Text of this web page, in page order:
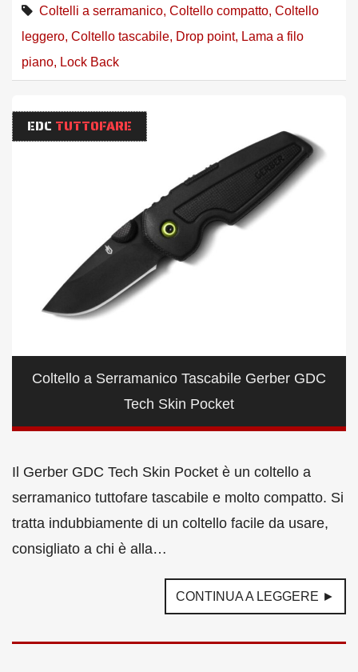
Coltelli a serramanico, Coltello compatto, Coltello
leggero, Coltello tascabile, Drop point, Lama a filo
piano, Lock Back
EDC TUTTOFARE
Coltello a Serramanico Tascabile Gerber GDC
Tech Skin Pocket
Il Gerber GDC Tech Skin Pocket è un coltello a
serramanico tuttofare tascabile e molto compatto. Si
tratta indubbiamente di un coltello facile da usare,
consigliato a chi è alla…
CONTINUA A LEGGERE ►